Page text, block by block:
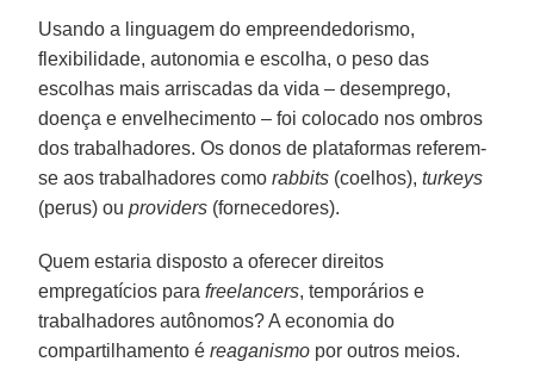
Usando a linguagem do empreendedorismo,
flexibilidade, autonomia e escolha, o peso das
escolhas mais arriscadas da vida – desemprego,
doença e envelhecimento – foi colocado nos ombros
dos trabalhadores. Os donos de plataformas referem-
se aos trabalhadores comorabbits (coelhos),turkeys
(perus) ouproviders (fornecedores).
Quem estaria disposto a oferecer direitos
empregatícios parafreelancers, temporários e
trabalhadores autônomos? A economia do
compartilhamento éreaganismo por outros meios.